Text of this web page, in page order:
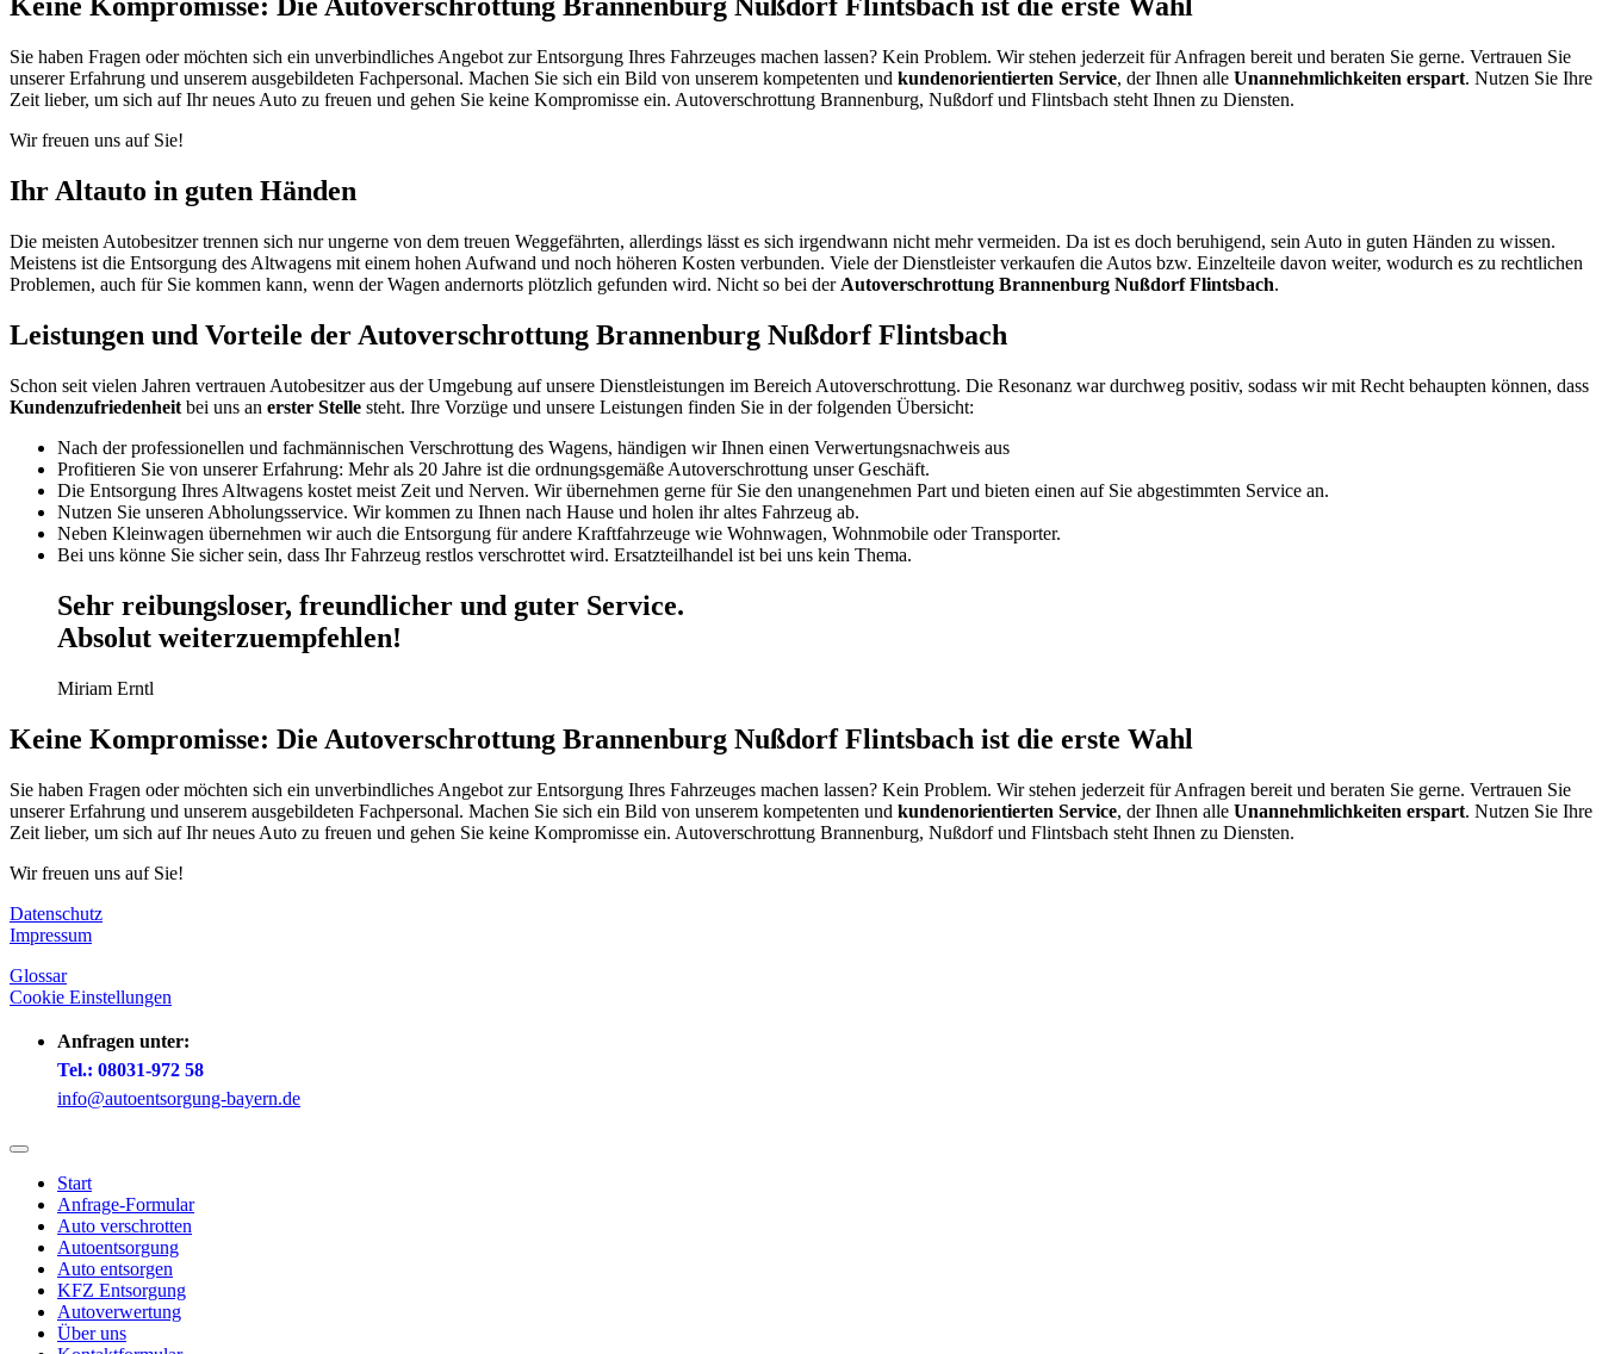
Keine Kompromisse: Die Autoverschrottung Brannenburg Nußdorf Flintsbach ist die erste Wahl
Sie haben Fragen oder möchten sich ein unverbindliches Angebot zur Entsorgung Ihres Fahrzeuges machen lassen? Kein Problem. Wir stehen jederzeit für Anfragen bereit und beraten Sie gerne. Vertrauen Sie
unserer Erfahrung und unserem ausgebildeten Fachpersonal. Machen Sie sich ein Bild von unserem kompetenten und kundenorientierten Service, der Ihnen alle Unannehmlichkeiten erspart. Nutzen Sie Ihre
Zeit lieber, um sich auf Ihr neues Auto zu freuen und gehen Sie keine Kompromisse ein. Autoverschrottung Brannenburg, Nußdorf und Flintsbach steht Ihnen zu Diensten.
Wir freuen uns auf Sie!
Ihr Altauto in guten Händen
Die meisten Autobesitzer trennen sich nur ungerne von dem treuen Weggefährten, allerdings lässt es sich irgendwann nicht mehr vermeiden. Da ist es doch beruhigend, sein Auto in guten Händen zu wissen.
Meistens ist die Entsorgung des Altwagens mit einem hohen Aufwand und noch höheren Kosten verbunden. Viele der Dienstleister verkaufen die Autos bzw. Einzelteile davon weiter, wodurch es zu rechtlichen
Problemen, auch für Sie kommen kann, wenn der Wagen andernorts plötzlich gefunden wird. Nicht so bei der Autoverschrottung Brannenburg Nußdorf Flintsbach.
Leistungen und Vorteile der Autoverschrottung Brannenburg Nußdorf Flintsbach
Schon seit vielen Jahren vertrauen Autobesitzer aus der Umgebung auf unsere Dienstleistungen im Bereich Autoverschrottung. Die Resonanz war durchweg positiv, sodass wir mit Recht behaupten können, dass
Kundenzufriedenheit bei uns an erster Stelle steht. Ihre Vorzüge und unsere Leistungen finden Sie in der folgenden Übersicht:
Nach der professionellen und fachmännischen Verschrottung des Wagens, händigen wir Ihnen einen Verwertungsnachweis aus
Profitieren Sie von unserer Erfahrung: Mehr als 20 Jahre ist die ordnungsgemäße Autoverschrottung unser Geschäft.
Die Entsorgung Ihres Altwagens kostet meist Zeit und Nerven. Wir übernehmen gerne für Sie den unangenehmen Part und bieten einen auf Sie abgestimmten Service an.
Nutzen Sie unseren Abholungsservice. Wir kommen zu Ihnen nach Hause und holen ihr altes Fahrzeug ab.
Neben Kleinwagen übernehmen wir auch die Entsorgung für andere Kraftfahrzeuge wie Wohnwagen, Wohnmobile oder Transporter.
Bei uns könne Sie sicher sein, dass Ihr Fahrzeug restlos verschrottet wird. Ersatzteilhandel ist bei uns kein Thema.
Sehr reibungsloser, freundlicher und guter Service.
Absolut weiterzuempfehlen!
Miriam Erntl
Keine Kompromisse: Die Autoverschrottung Brannenburg Nußdorf Flintsbach ist die erste Wahl
Sie haben Fragen oder möchten sich ein unverbindliches Angebot zur Entsorgung Ihres Fahrzeuges machen lassen? Kein Problem. Wir stehen jederzeit für Anfragen bereit und beraten Sie gerne. Vertrauen Sie
unserer Erfahrung und unserem ausgebildeten Fachpersonal. Machen Sie sich ein Bild von unserem kompetenten und kundenorientierten Service, der Ihnen alle Unannehmlichkeiten erspart. Nutzen Sie Ihre
Zeit lieber, um sich auf Ihr neues Auto zu freuen und gehen Sie keine Kompromisse ein. Autoverschrottung Brannenburg, Nußdorf und Flintsbach steht Ihnen zu Diensten.
Wir freuen uns auf Sie!
Datenschutz
Impressum
Glossar
Cookie Einstellungen
Anfragen unter:
Tel.: 08031-972 58
info@autoentsorgung-bayern.de
Start
Anfrage-Formular
Auto verschrotten
Auto­entsorgung
Auto entsorgen
KFZ Entsorgung
Auto­verwertung
Über uns